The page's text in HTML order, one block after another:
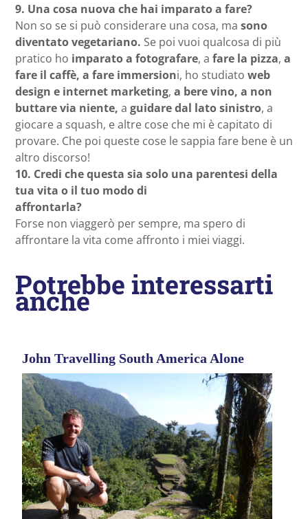
9. Una cosa nuova che hai imparato a fare?
Non so se si può considerare una cosa, ma sono
diventato vegetariano. Se poi vuoi qualcosa di più
pratico ho imparato a fotografare, a fare la pizza, a
fare il caffè, a fare immersioni, ho studiato web
design e internet marketing, a bere vino, a non
buttare via niente, a guidare dal lato sinistro, a
giocare a squash, e altre cose che mi è capitato di
provare. Che poi queste cose le sappia fare bene è un
altro discorso!
10. Credi che questa sia solo una parentesi della
tua vita o il tuo modo di
affrontarla?
Forse non viaggerò per sempre, ma spero di
affrontare la vita come affronto i miei viaggi.
Potrebbe interessarti
anche
John Travelling South America Alone